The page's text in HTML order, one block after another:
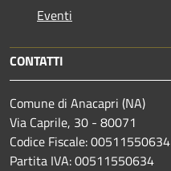
Eventi
CONTATTI
Comune di Anacapri (NA)
Via Caprile, 30 - 80071
Codice Fiscale: 00511550634
Partita IVA: 00511550634